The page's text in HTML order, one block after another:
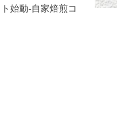
始動-自家焙煎コ